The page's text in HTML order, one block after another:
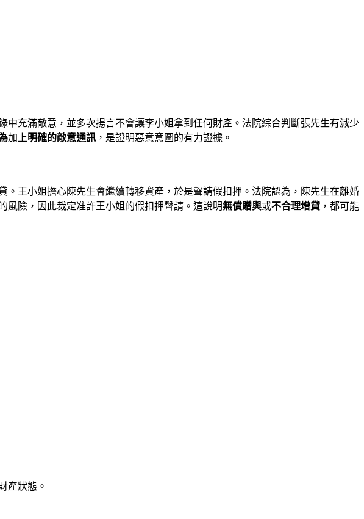
充滿敵意，並多次揚言不會讓李小姐拿到任何財產。法院綜合判斷張先生有減少
加上明確的敵意通訊 ，是證明惡意意圖的有力證據。
王小姐擔心陳先生會繼續轉移資產，於是聲請假扣押。法院認為，陳先生在離婚
風險，因此裁定准許王小姐的假扣押聲請。這說明無償贈與或不合理增貸 ，都可能
產狀態。